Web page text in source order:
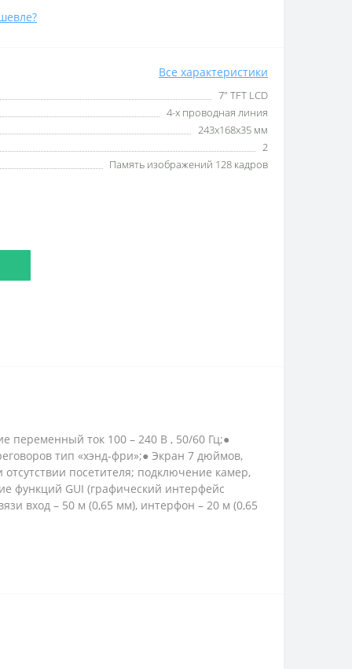
Все характеристики
7" TFT LCD
4-х проводная линия
243х168х35 мм
2
Память изображений 128 кадров
переменный ток 100 – 240 В , 50/60 Гц;●
тип «хэнд-фри»;● Экран 7 дюймов,
посетителя; подключение камер,
функций GUI (графический интерфейс
вход – 50 м (0,65 мм), интерфон – 20 м (0,65